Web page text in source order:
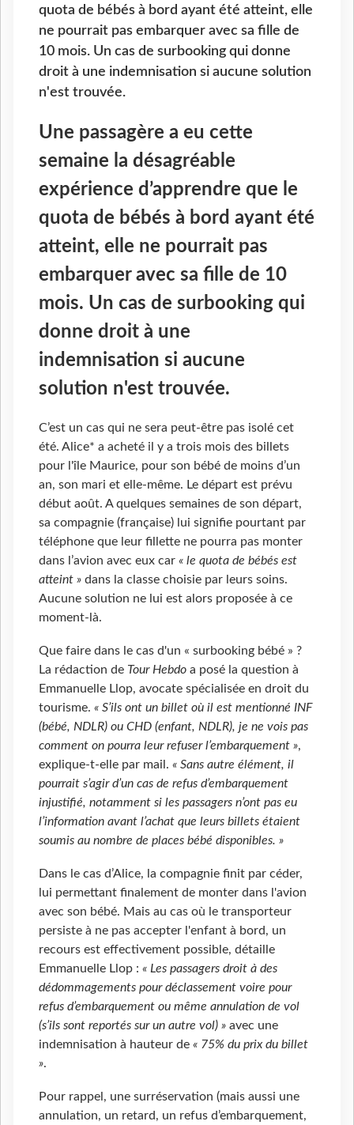
quota de bébés à bord ayant été atteint, elle
ne pourrait pas embarquer avec sa fille de
10 mois. Un cas de surbooking qui donne
droit à une indemnisation si aucune solution
n'est trouvée.
Une passagère a eu cette
semaine la désagréable
expérience d’apprendre que le
quota de bébés à bord ayant été
atteint, elle ne pourrait pas
embarquer avec sa fille de 10
mois. Un cas de surbooking qui
donne droit à une
indemnisation si aucune
solution n'est trouvée.
C’est un cas qui ne sera peut-être pas isolé cet
été. Alice* a acheté il y a trois mois des billets
pour l'île Maurice, pour son bébé de moins d’un
an, son mari et elle-même. Le départ est prévu
début août. A quelques semaines de son départ,
sa compagnie (française) lui signifie pourtant par
téléphone que leur fillette ne pourra pas monter
dans l’avion avec eux car « le quota de bébés est
atteint » dans la classe choisie par leurs soins.
Aucune solution ne lui est alors proposée à ce
moment-là.
Que faire dans le cas d'un « surbooking bébé » ?
La rédaction de Tour Hebdo a posé la question à
Emmanuelle Llop, avocate spécialisée en droit du
tourisme. « S’ils ont un billet où il est mentionné INF
(bébé, NDLR) ou CHD (enfant, NDLR), je ne vois pas
comment on pourra leur refuser l’embarquement »,
explique-t-elle par mail. « Sans autre élément, il
pourrait s’agir d’un cas de refus d’embarquement
injustifié, notamment si les passagers n’ont pas eu
l’information avant l’achat que leurs billets étaient
soumis au nombre de places bébé disponibles. »
Dans le cas d’Alice, la compagnie finit par céder,
lui permettant finalement de monter dans l'avion
avec son bébé. Mais au cas où le transporteur
persiste à ne pas accepter l'enfant à bord, un
recours est effectivement possible, détaille
Emmanuelle Llop : « Les passagers droit à des
dédommagements pour déclassement voire pour
refus d’embarquement ou même annulation de vol
(s’ils sont reportés sur un autre vol) » avec une
indemnisation à hauteur de « 75% du prix du billet
».
Pour rappel, une surréservation (mais aussi une
annulation, un retard, un refus d’embarquement,